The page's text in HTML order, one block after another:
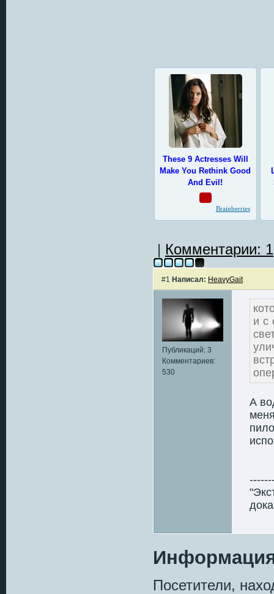
| Комментарии: 1
#1 Написал: HeavyGait
Публикаций: 3
Комментариев:
530
и с
А
Посетители,